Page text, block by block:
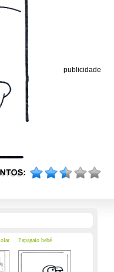
publicidade
Papagaio bebé